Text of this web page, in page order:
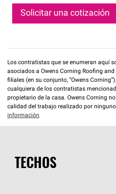
sistemas de techos.
Solicitar una cotización
Los contratistas que se enumeran aquí
asociados a Owens Corning Roofing
filiales (en su conjunto, “Owens
cualquiera de los contratistas
propietario de la casa. Owens Corning
calidad del trabajo realizado por
información
TECHOS